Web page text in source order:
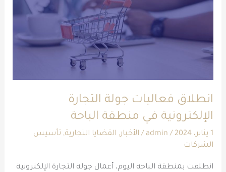
انطلاق فعاليات جولة التجارة
الإلكترونية في منطقة الباحة
1 يناير، 2024 /
admin
/ الأخبار, القضايا التجارية, تأسيس
الشركات
انطلقت بمنطقة الباحة اليوم، أعمال جولة التجارة الإلكترونية
الإلكترونية
منطقة
الباحة